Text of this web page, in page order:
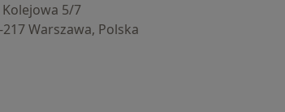
Kolejowa 5/7
217 Warszawa, Polska